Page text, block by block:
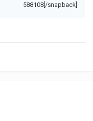
588108[/snapback]